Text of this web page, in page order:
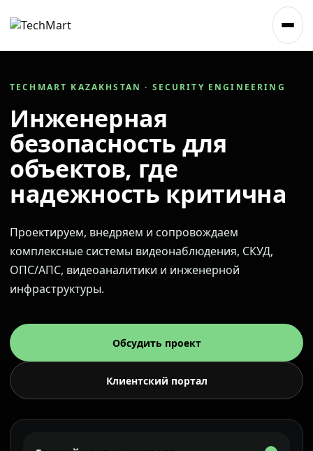
TECHMART KAZAKHSTAN · SECURITY ENGINEERING
Инженерная
безопасность для
объектов, где
надежность критична
Проектируем, внедряем и сопровождаем
комплексные системы видеонаблюдения, СКУД,
ОПС/АПС, видеоаналитики и инженерной
инфраструктуры.
Обсудить проект
Клиентский портал